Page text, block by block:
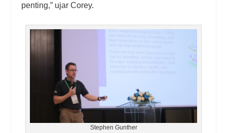
penting,” ujar Corey.
Stephen Gunther